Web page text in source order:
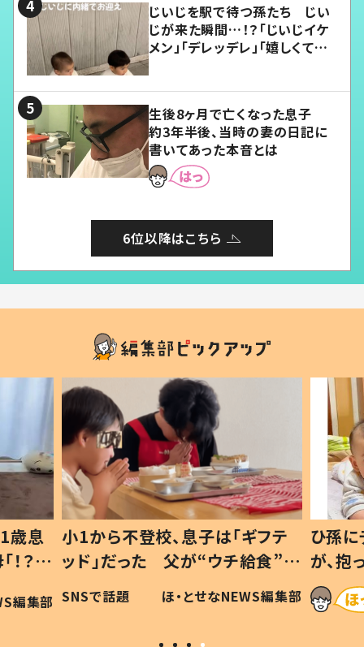
じいじを駅で待つ孫たち じい
じが来た瞬間…！？「じいじイケ
メン」「デレッデレ」「嬉しくて可
生後8ヶ月で亡くなった息子
約3年半後、当時の妻の日記に
書いてあった本音とは
6位以降はこちら
歳息
？」
編集部
小1から不登校、息子は「ギフテ
ッド」だった 父が“ウチ給食”を
作り続ける理由とは #令和の親
#令和の子
SNSで話題 ほ・とせなNEWS編集部
ひ孫
が、
「涙が
い」